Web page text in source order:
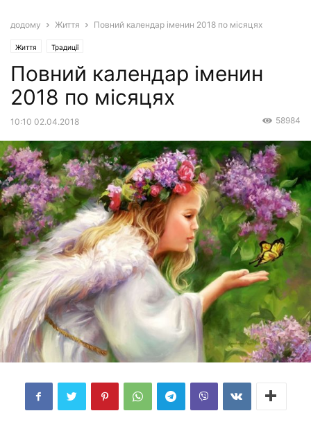
додому Життя Повний календар іменин 2018 по місяцях
Життя Традиції
Повний календар іменин
2018 по місяцях
10:10 02.04.2018 58984